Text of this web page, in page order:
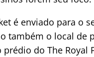
é enviado para o
também o local de
prédio do The